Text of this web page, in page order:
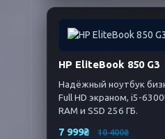
HP EliteBook 850 G3
Надёжный ноутбук
Full HD экраном, i5-
RAM и SSD 256 ГБ.
7 999₴ 10 400₴